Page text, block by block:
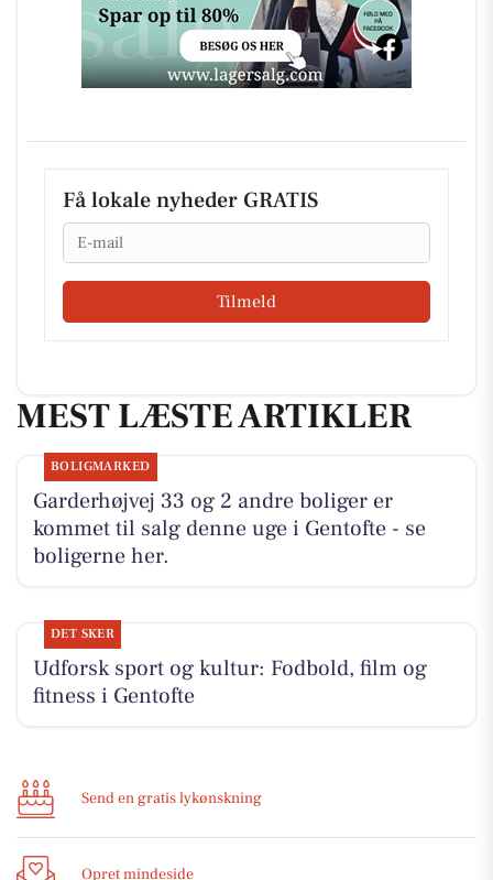
Få lokale nyheder GRATIS
Email
Tilmeld
MEST LÆSTE ARTIKLER
BOLIGMARKED
Garderhøjvej 33 og 2 andre boliger er
kommet til salg denne uge i Gentofte - se
boligerne her.
DET SKER
Udforsk sport og kultur: Fodbold, film og
fitness i Gentofte
Send en gratis lykønskning
Opret mindeside